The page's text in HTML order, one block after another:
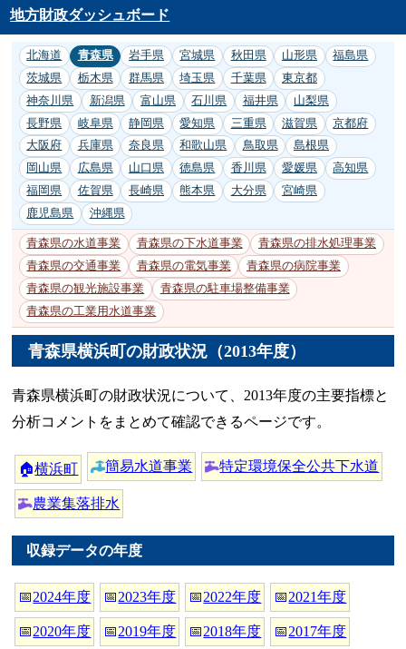
地方財政ダッシュボード
北海道 青森県 岩手県 宮城県 秋田県 山形県
福島県
茨城県
栃木県 群馬県 埼玉県 千葉県
東京都
神奈川県
新潟県 富山県 石川県 福井県
山梨県
長野県
岐阜県 静岡県 愛知県 三重県 滋賀県
京都府
大阪府
兵庫県 奈良県 和歌山県 鳥取県
島根県
岡山県
広島県 山口県 徳島県 香川県 愛媛県
高知県
福岡県
佐賀県 長崎県 熊本県 大分県
宮崎県
鹿児島県
沖縄県
青森県の水道事業 青森県の下水道事業
青森県の排水処理事業
青森県の交通事業
青森県の電気事業
青森県の病院事業
青森県の観光施設事業
青森県の駐車場整備事業
青森県の工業用水道事業
青森県横浜町の財政状況（2013年度）
青森県横浜町の財政状況について、2013年度の主要指標と
分析コメントをまとめて確認できるページです。
🏠横浜町 簡易水道事業 特定環境保全公共下水道
農業集落排水
収録データの年度
📅2024年度 📅2023年度 📅2022年度 📅2021年度
📅2020年度 📅2019年度 📅2018年度 📅2017年度